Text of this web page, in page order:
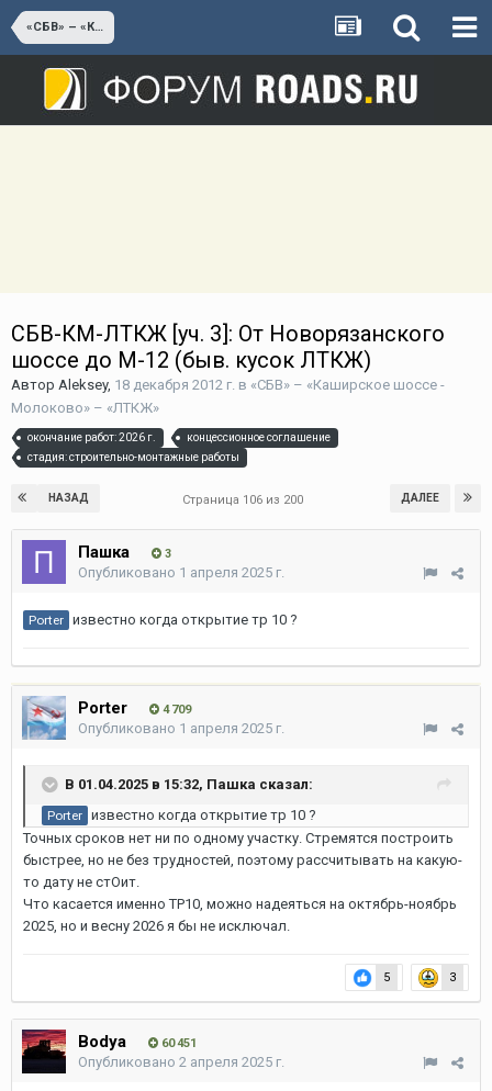
«СБВ» – «Каширское шоссе - Молоково» – «ЛТКЖ»
СБВ-КМ-ЛТКЖ [уч. 3]: От Новорязанского
шоссе до М-12 (быв. кусок ЛТКЖ)
Автор Aleksey, 18 декабря 2012 г. в «СБВ» – «Каширское шоссе -
Молоково» – «ЛТКЖ»
окончание работ: 2026 г.
концессионное соглашение
стадия: строительно-монтажные работы
НАЗАД ДАЛЕЕ
Страница 106 из 200
Пашка 3
Опубликовано 1 апреля 2025 г.
Porter известно когда открытие тр 10 ?
Porter 4 709
Опубликовано 1 апреля 2025 г.
В 01.04.2025 в 15:32, Пашка сказал:
Porter известно когда открытие тр 10 ?
Точных сроков нет ни по одному участку. Стремятся построить
быстрее, но не без трудностей, поэтому рассчитывать на какую-
то дату не стОит.
Что касается именно ТР10, можно надеяться на октябрь-ноябрь
2025, но и весну 2026 я бы не исключал.
5 3
Bodya 60 451
Опубликовано 2 апреля 2025 г.